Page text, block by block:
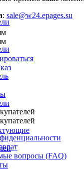
: sale@w24.epages.su
вопросы (FAQ)